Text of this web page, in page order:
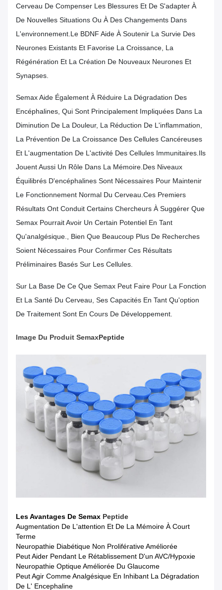
Cerveau De Compenser Les Blessures Et De S'adapter À
De Nouvelles Situations Ou À Des Changements Dans
L'environnement.Le BDNF Aide À Soutenir La Survie Des
Neurones Existants Et Favorise La Croissance, La
Régénération Et La Création De Nouveaux Neurones Et
Synapses.
Semax Aide Également À Réduire La Dégradation Des
Encéphalines, Qui Sont Principalement Impliquées Dans La
Diminution De La Douleur, La Réduction De L'inflammation,
La Prévention De La Croissance Des Cellules Cancéreuses
Et L'augmentation De L'activité Des Cellules Immunitaires.Ils
Jouent Aussi Un Rôle Dans La Mémoire.Des Niveaux
Équilibrés D'encéphalines Sont Nécessaires Pour Maintenir
Le Fonctionnement Normal Du Cerveau.Ces Premiers
Résultats Ont Conduit Certains Chercheurs À Suggérer Que
Semax Pourrait Avoir Un Certain Potentiel En Tant
Qu'analgésique., Bien Que Beaucoup Plus De Recherches
Soient Nécessaires Pour Confirmer Ces Résultats
Préliminaires Basés Sur Les Cellules.
Sur La Base De Ce Que Semax Peut Faire Pour La Fonction
Et La Santé Du Cerveau, Ses Capacités En Tant Qu'option
De Traitement Sont En Cours De Développement.
Image Du Produit SemaxPeptide
Les Avantages De Semax Peptide
Augmentation De L'attention Et De La Mémoire À Court
Terme
Neuropathie Diabétique Non Proliférative Améliorée
Peut Aider Pendant Le Rétablissement D'un AVC/hypoxie
Neuropathie Optique Améliorée Du Glaucome
Peut Agir Comme Analgésique En Inhibant La Dégradation
De L' Encephaline